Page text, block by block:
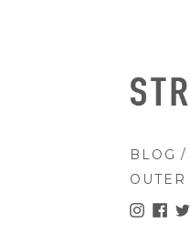
BLOG /
OUTER